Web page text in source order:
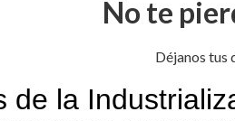
No te
Déjanos tus